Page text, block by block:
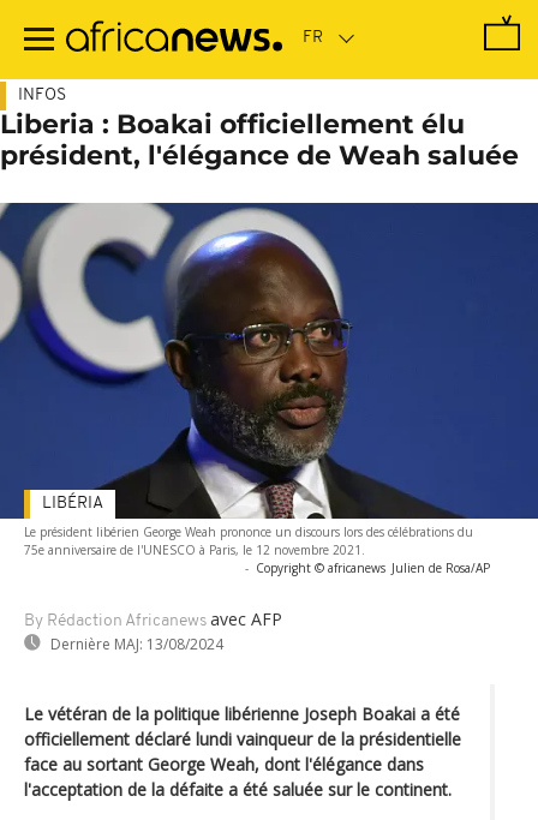
contenu
INFOS
Liberia : Boakai officiellement élu
président, l'élégance de Weah saluée
Le président libérien George Weah prononce un discours lors des célébrations du
75e anniversaire de l'UNESCO à Paris, le 12 novembre 2021.
- Copyright © africanews Julien de Rosa/AP
By Rédaction Africanews avec AFP
Dernière MAJ: 13/08/2024
LIBÉRIA
Le vétéran de la politique libérienne Joseph Boakai a été
officiellement déclaré lundi vainqueur de la présidentielle
face au sortant George Weah, dont l'élégance dans
l'acceptation de la défaite a été saluée sur le continent.